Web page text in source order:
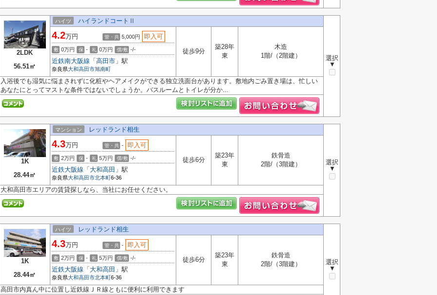
2LDK
56.51㎡
ハイツ ハイランドコートⅡ
選択
▼
4.2万円 管・共 5,000円 即入可
敷 0万円 保 - 礼 0万円 償/敷 -/-
近鉄南大阪線 「 高田市 」駅
奈良県大和高田市旭南町
徒歩9分
築28年
東
木造
1階/（2階建）
入浴後でも湿気に悩まされずに化粧やヘアメイクができる独立洗面台があります。敷地内ごみ置き場は、忙しい
あなたにとってマストな条件ではないでしょうか。バスルームとトイレが分か...
1K
28.44㎡
マンション レッドランド相生
選択
▼
4.3万円 管・共 - 即入可
敷 2万円 保 - 礼 5万円 償/敷 -/-
近鉄大阪線 「 大和高田 」駅
奈良県大和高田市北本町6-36
徒歩6分
築23年
東
鉄骨造
2階/（3階建）
大和高田市エリアの賃貸探しなら、当社にお任せください。
1K
28.44㎡
ハイツ レッドランド相生
選択
▼
4.3万円 管・共 - 即入可
敷 2万円 保 - 礼 5万円 償/敷 -/-
近鉄大阪線 「 大和高田 」駅
奈良県大和高田市北本町6-36
徒歩6分
築23年
東
鉄骨造
2階/（3階建）
高田市内真ん中に位置し近鉄線ＪＲ線ともに便利に利用できます